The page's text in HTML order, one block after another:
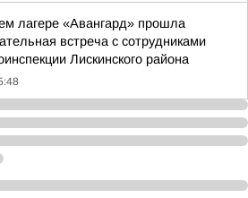
лагере «Авангард» прошла
встреча с сотрудниками
Лискинского района